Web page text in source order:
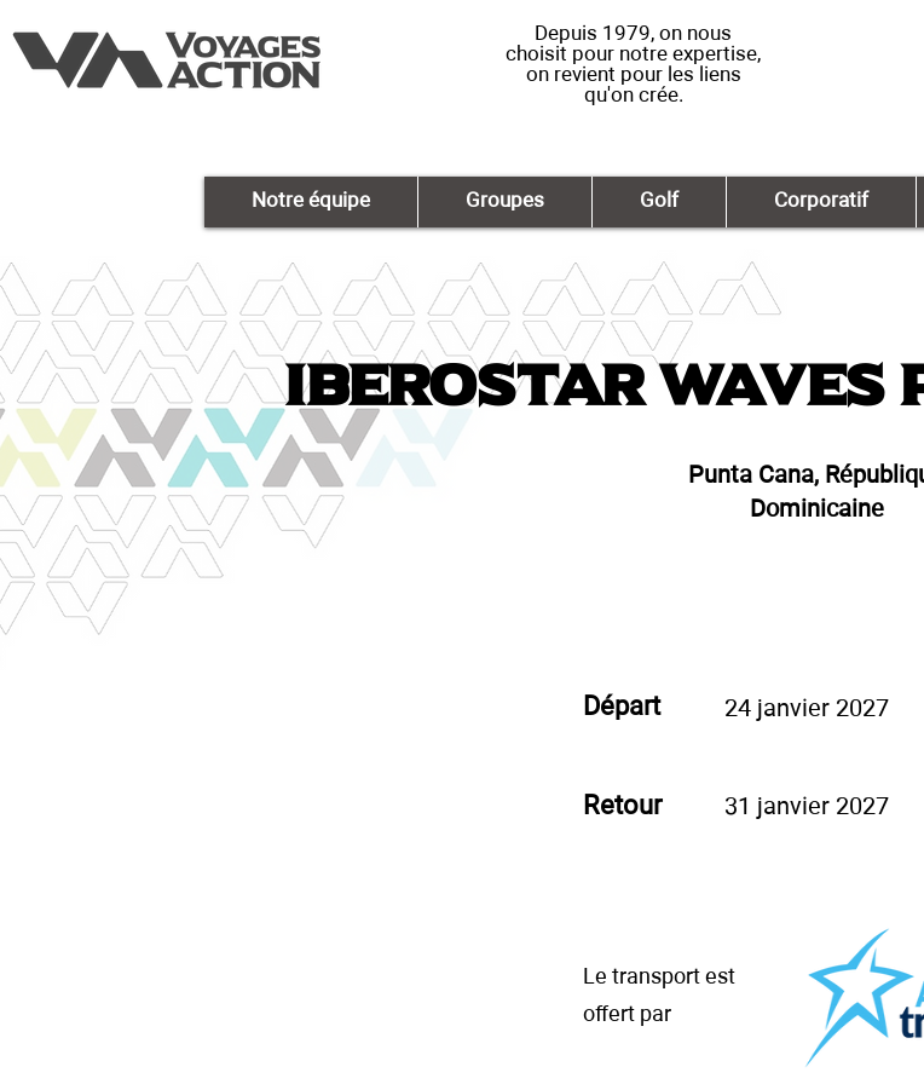
Depuis 1979, on nous
choisit pour notre expertise,
on revient pour les liens
qu'on crée.
Notre équipe Groupes Golf Corporatif
Iberostar Waves
Départ 24 janvier 2027
Retour 31 janvier 2027
Le transport est
offert par
Punta Cana,
Dominicaine